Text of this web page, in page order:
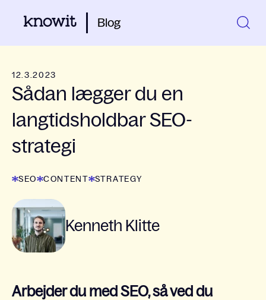
Blog
12.3.2023
Sådan lægger du en
langtidsholdbar SEO-
strategi
SEO CONTENT STRATEGY
Kenneth Klitte
Arbejder du med SEO, så ved du